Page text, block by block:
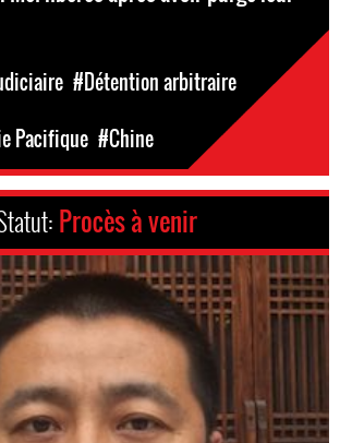
#Détention arbitraire
Pacifique #Chine
Procès à venir